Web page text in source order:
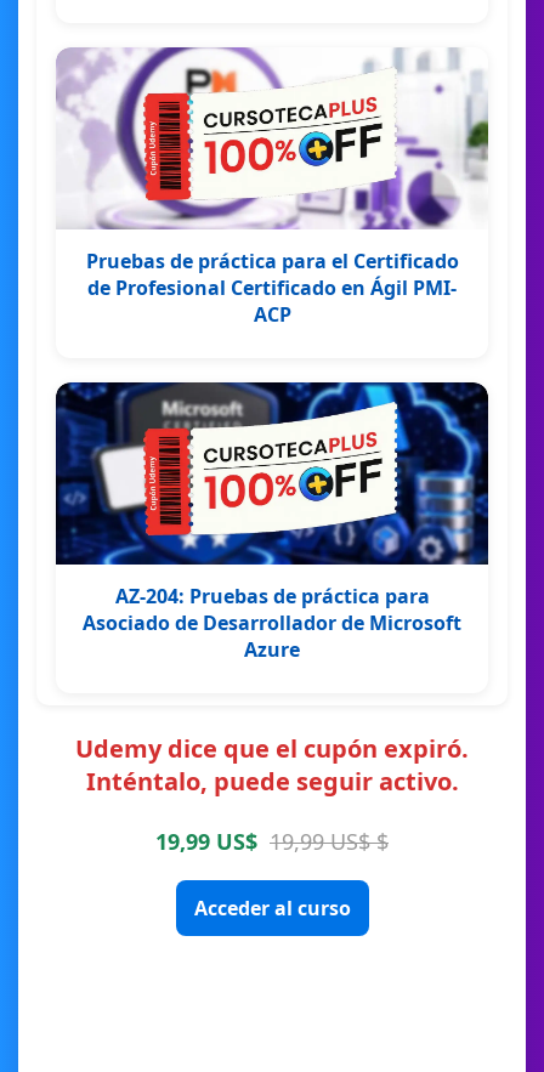
Pruebas de práctica para el Certificado
de Profesional Certificado en Ágil PMI-
ACP
AZ-204: Pruebas de práctica para
Asociado de Desarrollador de Microsoft
Azure
Udemy dice que el cupón expiró.
Inténtalo, puede seguir activo.
19,99 US$ 19,99 US$ $
Acceder al curso